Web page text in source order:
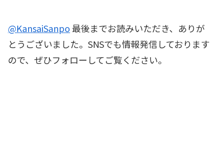
@KansaiSanpo最後までお読みいただき、ありが
とうございました。SNSでも情報発信しております
ので、ぜひフォローしてご覧ください。